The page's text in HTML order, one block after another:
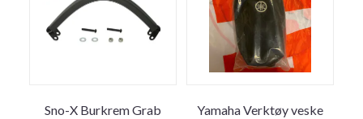
Sno-X Burkrem Grab
Yamaha Verktøy veske